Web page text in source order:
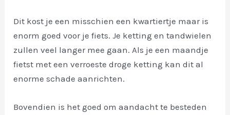
Dit kost je een misschien een kwartiertje maar is
enorm goed voor je fiets. Je ketting en tandwielen
zullen veel langer mee gaan. Als je een maandje
fietst met een verroeste droge ketting kan dit al
enorme schade aanrichten.
Bovendien is het goed om aandacht te besteden